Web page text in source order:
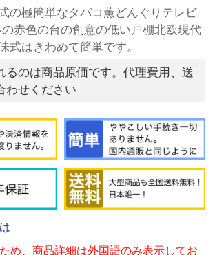
の極簡単なタバコ薫どんぐりテレビ
赤色の台の創意の低い戸棚北欧現代
式はきわめて簡単です。
るのは商品原価です。代理費用、送
わせください
め、商品詳細は外国語のみ表示してお